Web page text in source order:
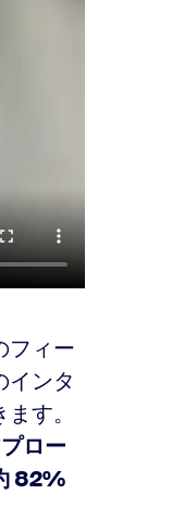
フィー
インタ
す。
ロー
82%